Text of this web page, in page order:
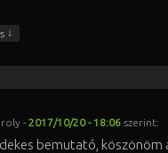
↓
- 2017/10/20 - 18:06 szerint:
bemutató, köszönöm